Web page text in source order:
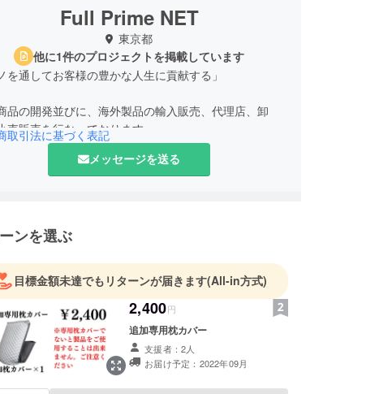
Full Prime NET
東京都
他に1件のプロジェクトを掲載しています
を通してお客様の豊かな人生に貢献する」
品の開発並びに、海外製品の輸入販売、代理店、卸
売販売を行なっております。
満足頂けるよう日々サービスの向上を目指し社会への
取り組みます。
品をお届けしております。
クラウドファンディングプロジェクト実施を行ってお
。
化していく事を大切にし、魅力的な商品を提供できる
日々努力していきたいと思います。
取引法に基づく表記
メッセージを送る
ンを選ぶ
目標金額未達でもリターンが届きます(All-in方式)
2,400円
追加専用枕カバー
支援者：2人
お届け予定：2022年09月